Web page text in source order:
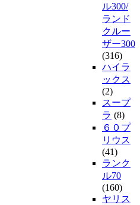
ル300/
ランド
クルー
ザー300
(316)
ハイラ
ックス
(2)
スープ
ラ (8)
６０プ
リウス
(41)
ランク
ル70
(160)
ヤリス